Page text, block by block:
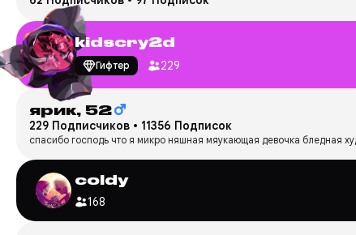
kidscry2d
Гифтер 229
ярик, 52
229 Подписчиков • 11356 Подписок
спасибо господь что я микро няшная мяукающая девочка бледная
coldy
168